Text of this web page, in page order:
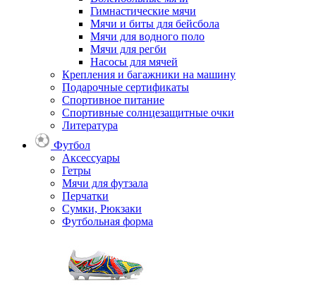
Гимнастические мячи
Мячи и биты для бейсбола
Мячи для водного поло
Мячи для регби
Насосы для мячей
Крепления и багажники на машину
Подарочные сертификаты
Спортивное питание
Спортивные солнцезащитные очки
Литература
Футбол
Аксессуары
Гетры
Мячи для футзала
Перчатки
Сумки, Рюкзаки
Футбольная форма